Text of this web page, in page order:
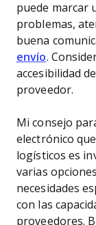
puede marcar
problemas,
buena
envío.
accesibilidad
proveedor.
Mi consejo
electrónico
logísticos es
varias
necesidades
con las
proveedores.